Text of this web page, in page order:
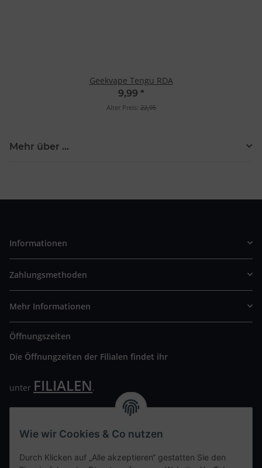
Geekvape Tengu RDA
9,99 *
Alter Preis: 22,95
Mehr über ...
Informationen
Zahlungsmethoden
Mehr Informationen
Öffnungszeiten
Die Öffnungzeiten der Filialen findet ihr
unter FILIALEN.
Wir freuen uns auf Euren Besuch. Bitte beachtet die
Wie wir Cookies & Co nutzen
Durch Klicken auf „Alle akzeptieren“ gestatten Sie den